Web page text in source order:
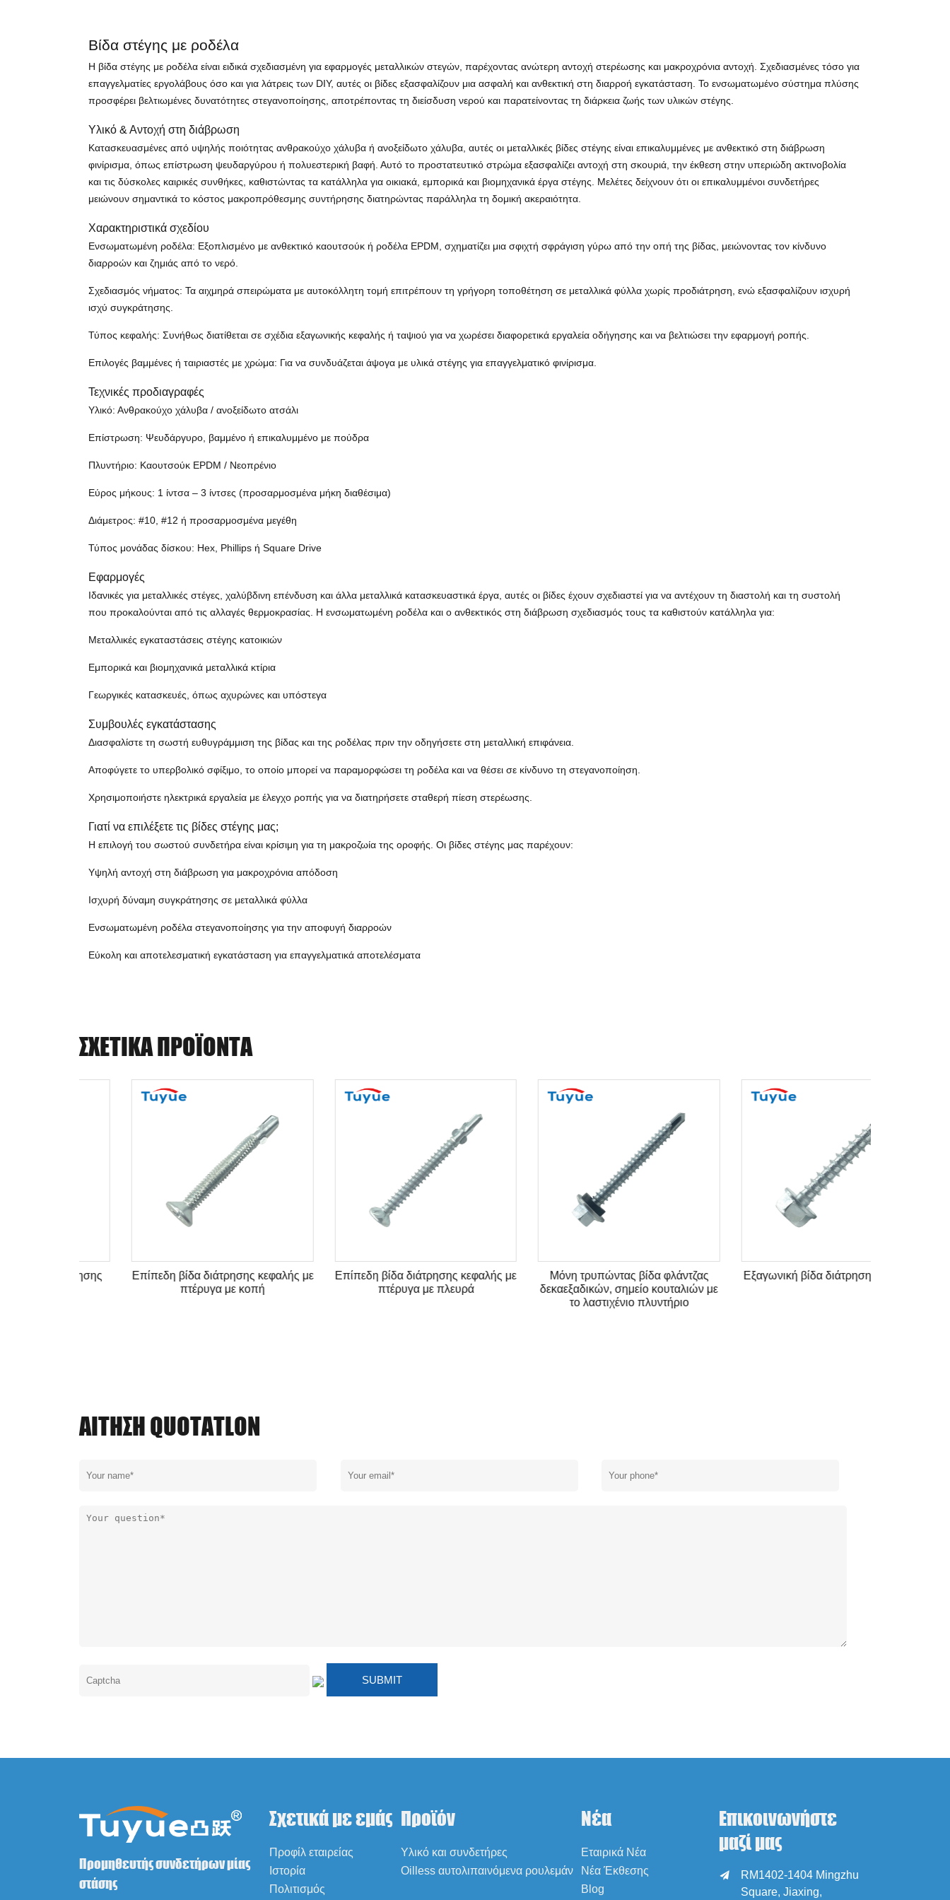
Βίδα στέγης με ροδέλα
Η βίδα στέγης με ροδέλα είναι ειδικά σχεδιασμένη για εφαρμογές μεταλλικών στεγών, παρέχοντας ανώτερη αντοχή στερέωσης και μακροχρόνια αντοχή. Σχεδιασμένες τόσο για
επαγγελματίες εργολάβους όσο και για λάτρεις των DIY, αυτές οι βίδες εξασφαλίζουν μια ασφαλή και ανθεκτική στη διαρροή εγκατάσταση. Το ενσωματωμένο σύστημα πλύσης
προσφέρει βελτιωμένες δυνατότητες στεγανοποίησης, αποτρέποντας τη διείσδυση νερού και παρατείνοντας τη διάρκεια ζωής των υλικών στέγης.
Υλικό & Αντοχή στη διάβρωση
Κατασκευασμένες από υψηλής ποιότητας ανθρακούχο χάλυβα ή ανοξείδωτο χάλυβα, αυτές οι μεταλλικές βίδες στέγης είναι επικαλυμμένες με ανθεκτικό στη διάβρωση
φινίρισμα, όπως επίστρωση ψευδαργύρου ή πολυεστερική βαφή. Αυτό το προστατευτικό στρώμα εξασφαλίζει αντοχή στη σκουριά, την έκθεση στην υπεριώδη ακτινοβολία
και τις δύσκολες καιρικές συνθήκες, καθιστώντας τα κατάλληλα για οικιακά, εμπορικά και βιομηχανικά έργα στέγης. Μελέτες δείχνουν ότι οι επικαλυμμένοι συνδετήρες
μειώνουν σημαντικά το κόστος μακροπρόθεσμης συντήρησης διατηρώντας παράλληλα τη δομική ακεραιότητα.
Χαρακτηριστικά σχεδίου
Ενσωματωμένη ροδέλα: Εξοπλισμένο με ανθεκτικό καουτσούκ ή ροδέλα EPDM, σχηματίζει μια σφιχτή σφράγιση γύρω από την οπή της βίδας, μειώνοντας τον κίνδυνο
διαρροών και ζημιάς από το νερό.
Σχεδιασμός νήματος: Τα αιχμηρά σπειρώματα με αυτοκόλλητη τομή επιτρέπουν τη γρήγορη τοποθέτηση σε μεταλλικά φύλλα χωρίς προδιάτρηση, ενώ εξασφαλίζουν ισχυρή
ισχύ συγκράτησης.
Τύπος κεφαλής: Συνήθως διατίθεται σε σχέδια εξαγωνικής κεφαλής ή ταψιού για να χωρέσει διαφορετικά εργαλεία οδήγησης και να βελτιώσει την εφαρμογή ροπής.
Επιλογές βαμμένες ή ταιριαστές με χρώμα: Για να συνδυάζεται άψογα με υλικά στέγης για επαγγελματικό φινίρισμα.
Τεχνικές προδιαγραφές
Υλικό: Ανθρακούχο χάλυβα / ανοξείδωτο ατσάλι
Επίστρωση: Ψευδάργυρο, βαμμένο ή επικαλυμμένο με πούδρα
Πλυντήριο: Καουτσούκ EPDM / Νεοπρένιο
Εύρος μήκους: 1 ίντσα – 3 ίντσες (προσαρμοσμένα μήκη διαθέσιμα)
Διάμετρος: #10, #12 ή προσαρμοσμένα μεγέθη
Τύπος μονάδας δίσκου: Hex, Phillips ή Square Drive
Εφαρμογές
Ιδανικές για μεταλλικές στέγες, χαλύβδινη επένδυση και άλλα μεταλλικά κατασκευαστικά έργα, αυτές οι βίδες έχουν σχεδιαστεί για να αντέχουν τη διαστολή και τη συστολή
που προκαλούνται από τις αλλαγές θερμοκρασίας. Η ενσωματωμένη ροδέλα και ο ανθεκτικός στη διάβρωση σχεδιασμός τους τα καθιστούν κατάλληλα για:
Μεταλλικές εγκαταστάσεις στέγης κατοικιών
Εμπορικά και βιομηχανικά μεταλλικά κτίρια
Γεωργικές κατασκευές, όπως αχυρώνες και υπόστεγα
Συμβουλές εγκατάστασης
Διασφαλίστε τη σωστή ευθυγράμμιση της βίδας και της ροδέλας πριν την οδηγήσετε στη μεταλλική επιφάνεια.
Αποφύγετε το υπερβολικό σφίξιμο, το οποίο μπορεί να παραμορφώσει τη ροδέλα και να θέσει σε κίνδυνο τη στεγανοποίηση.
Χρησιμοποιήστε ηλεκτρικά εργαλεία με έλεγχο ροπής για να διατηρήσετε σταθερή πίεση στερέωσης.
Γιατί να επιλέξετε τις βίδες στέγης μας;
Η επιλογή του σωστού συνδετήρα είναι κρίσιμη για τη μακροζωία της οροφής. Οι βίδες στέγης μας παρέχουν:
Υψηλή αντοχή στη διάβρωση για μακροχρόνια απόδοση
Ισχυρή δύναμη συγκράτησης σε μεταλλικά φύλλα
Ενσωματωμένη ροδέλα στεγανοποίησης για την αποφυγή διαρροών
Εύκολη και αποτελεσματική εγκατάσταση για επαγγελματικά αποτελέσματα
ΣΧΕΤΙΚΆ ΠΡΟΪΌΝΤΑ
Εξαγωνική βίδα διάτρησης κεφαλής
Επικεφαλής μόνη τρυπώντας βίδα
δεκαεξαδικού με το πλυντήριο
Τροποποιημένη επικεφαλής μόνη
τρυπώντας βίδα δοκών
Pan που πλαισιώνει μόνη
ΑΊΤΗΣΗ QUOTATLON
Προμηθευτής συνδετήρων μίας
στάσης
Σχετικά με εμάς
Προφίλ εταιρείας
Ιστορία
Πολιτισμός
Προϊόν
Υλικό και συνδετήρες
Oilless αυτολιπαινόμενα ρουλεμάν
Νέα
Εταιρικά Νέα
Νέα Έκθεσης
Blog
Επικοινωνήστε
μαζί μας

RM1402-1404 Mingzhu
Square, Jiaxing,